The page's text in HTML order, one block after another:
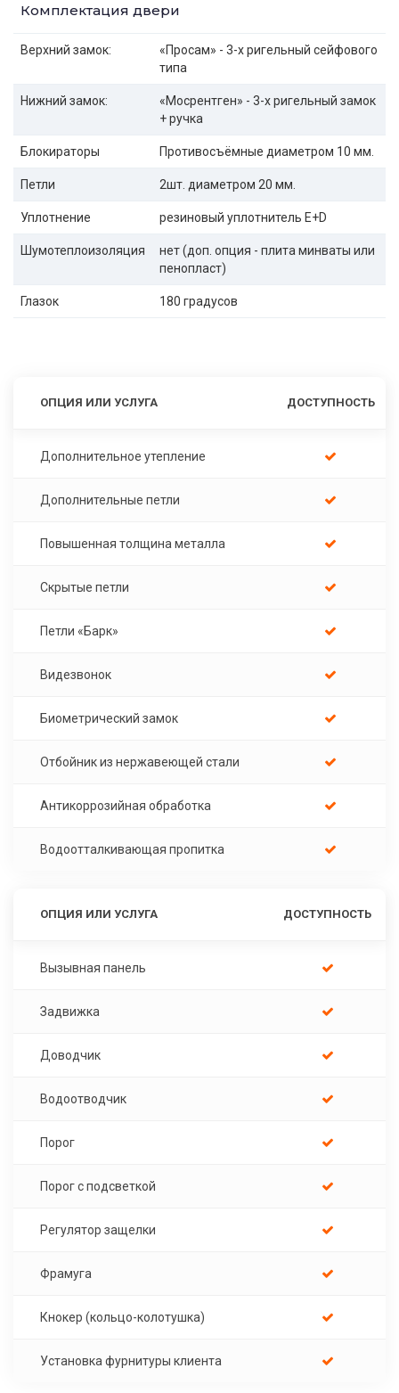
Комплектация двери
Верхний замок:
«Просам» - 3-х ригельный сейфового
типа
Нижний замок:
«Мосрентген» - 3-х ригельный замок
+ ручка
Блокираторы Противосъёмные диаметром 10 мм.
Петли 2шт. диаметром 20 мм.
Уплотнение резиновый уплотнитель E+D
Шумотеплоизоляция
нет (доп. опция - плита минваты или
пенопласт)
Глазок 180 градусов
ОПЦИЯ ИЛИ УСЛУГА ДОСТУПНОСТЬ
Дополнительное утепление
Дополнительные петли
Повышенная толщина металла
Скрытые петли
Петли «Барк»
Видезвонок
Биометрический замок
Отбойник из нержавеющей стали
Антикоррозийная обработка
Водоотталкивающая пропитка
ОПЦИЯ ИЛИ УСЛУГА ДОСТУПНОСТЬ
Вызывная панель
Задвижка
Доводчик
Водоотводчик
Порог
Порог с подсветкой
Регулятор защелки
Фрамуга
Кнокер (кольцо-колотушка)
Установка фурнитуры клиента